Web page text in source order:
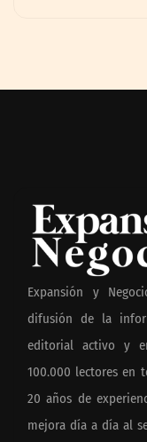
Expansión y
difusión de la
editorial activo y
100.000 lectores en
20 años de
mejora día a día al